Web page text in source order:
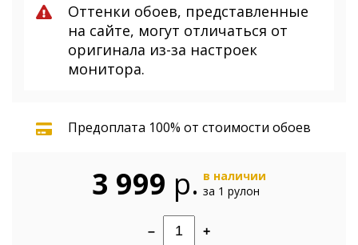
Оттенки обоев, представленные
на сайте, могут отличаться от
оригинала из-за настроек
монитора.
Предоплата 100% от стоимости обоев
3 999 р. в наличии
за 1 рулон
– +